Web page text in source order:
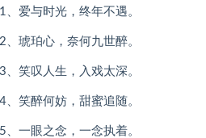
、爱与时光，终年不遇。
、琥珀心，奈何九世醉。
、笑叹人生，入戏太深。
、笑醉何妨，甜蜜追随。
、一眼之念，一念执着。